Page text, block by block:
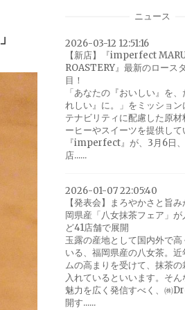
ニュース
2026-03-12 12:51:16
【新店】『imperfect
ROASTERY』最新のロース
目！
「あなたの『おいしい』を
れしい』に。」をミッション
テナビリティに配慮した原材
ーヒーやスイーツを提供して
『imperfect』が、3月6日
店......
2026-01-07 22:05:40
【発表会】まろやかさと旨
岡県産「八女抹茶フェア」が
ど41店舗で展開
玉露の産地として国内外で高
いる、福岡県産の八女茶。近
ムの高まりを受けて、抹茶の
入れているといいます。そ
魅力を広く発信すべく、㈱
開す......